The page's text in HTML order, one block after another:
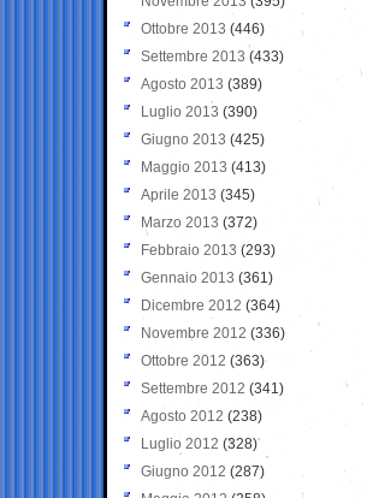
Ottobre 2013 (446)
Settembre 2013 (433)
Agosto 2013 (389)
Luglio 2013 (390)
Giugno 2013 (425)
Maggio 2013 (413)
Aprile 2013 (345)
Marzo 2013 (372)
Febbraio 2013 (293)
Gennaio 2013 (361)
Dicembre 2012 (364)
Novembre 2012 (336)
Ottobre 2012 (363)
Settembre 2012 (341)
Agosto 2012 (238)
Luglio 2012 (328)
Giugno 2012 (287)